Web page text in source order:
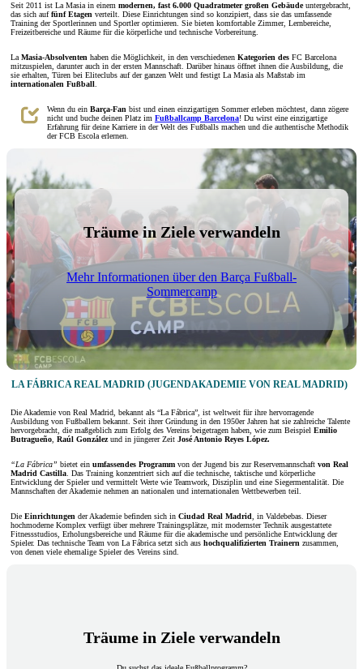
Seit 2011 ist La Masia in einem modernen, fast 6.000 Quadratmeter großen Gebäudeuntergebracht,
das sich auffünf Etagen verteilt. Diese Einrichtungen sind so konzipiert, dass sie das umfassende
Training der Sportlerinnen und Sportler optimieren. Sie bieten komfortable Zimmer, Lernbereiche,
Freizeitbereiche und Räume für die körperliche und technische Vorbereitung.
La Masia-Absolventen haben die Möglichkeit, in den verschiedenen Kategorien des FC Barcelona
mitzuspielen, darunter auch in der ersten Mannschaft. Darüber hinaus öffnet ihnen die Ausbildung, die
sie erhalten, Türen bei Eliteclubs auf der ganzen Welt und festigt La Masia als Maßstab im
internationalen Fußball
Wenn du ein Barça-Fan bist und einen einzigartigen Sommer erleben möchtest, dann zögere
nicht und buche deinen Platz im Fußballcamp Barcelona! Du wirst eine einzigartige
Erfahrung für deine Karriere in der Welt des Fußballs machen und die authentische Methodik
der FCB Escola erlernen.
Träume in Ziele verwandeln
Mehr Informationen über den Barça Fußball-
Sommercamp
LA FÁBRICA REAL MADRID (JUGENDAKADEMIE VON REAL MADRID)
Die Akademie von Real Madrid, bekannt als “La Fábrica”, ist weltweit für ihre hervorragende
Ausbildung von Fußballern bekannt. Seit ihrer Gründung in den 1950er Jahren hat sie zahlreiche Talente
hervorgebracht, die maßgeblich zum Erfolg des Vereins beigetragen haben, wie zum Beispiel Emilio
Butragueño Raúl Gonzálezund in jüngerer Zeit José Antonio Reyes López.
“La Fábrica” bietet ein umfassendes Programm von der Jugend bis zur Reservemannschaft von Real
Madrid Castilla . Das Training konzentriert sich auf die technische, taktische und körperliche
Entwicklung der Spieler und vermittelt Werte wie Teamwork, Disziplin und eine Siegermentalität. Die
Mannschaften der Akademie nehmen an nationalen und internationalen Wettbewerben teil.
Die Einrichtungen der Akademie befinden sich in Ciudad Real Madrid , in Valdebebas. Dieser
hochmoderne Komplex verfügt über mehrere Trainingsplätze, mit modernster Technik ausgestattete
Fitnessstudios, Erholungsbereiche und Räume für die akademische und persönliche Entwicklung der
Spieler. Das technische Team von La Fábrica setzt sich aus hochqualifizierten Trainern zusammen,
von denen viele ehemalige Spieler des Vereins sind.
Träume in Ziele verwandeln